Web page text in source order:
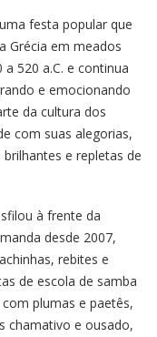
festa popular que
Grécia em meados
520 a.C. e continua
e emocionando
da cultura dos
com suas alegorias,
e repletas de
à frente da
desde 2007,
rebites e
de escola de samba
plumas e paetês,
chamativo e ousado,